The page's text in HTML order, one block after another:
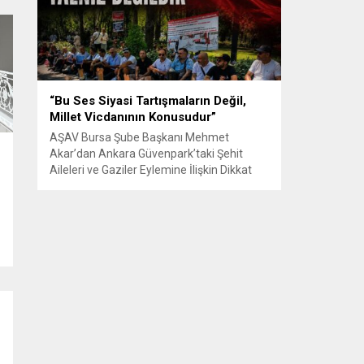
Senle...
“Bu Ses Siyasi Tartışmaların Değil,
Millet Vicdanının Konusudur”
AŞAV Bursa Şube Başkanı Mehmet
Akar’dan Ankara Güvenpark’taki Şehit
Aileleri ve Gaziler Eylemine İlişkin Dikkat